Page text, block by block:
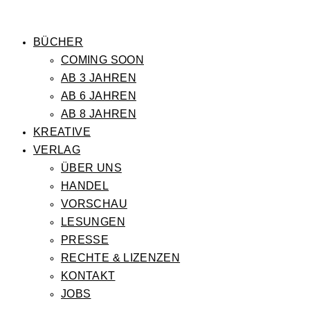
BÜCHER
COMING SOON
AB 3 JAHREN
AB 6 JAHREN
AB 8 JAHREN
KREATIVE
VERLAG
ÜBER UNS
HANDEL
VORSCHAU
LESUNGEN
PRESSE
RECHTE & LIZENZEN
KONTAKT
JOBS